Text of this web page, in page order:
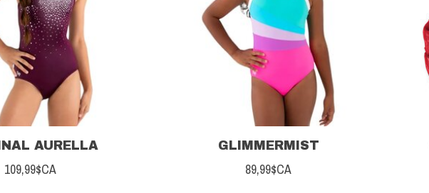
AURELLA
109,99$CA
GLIMMERMIST
89,99$CA